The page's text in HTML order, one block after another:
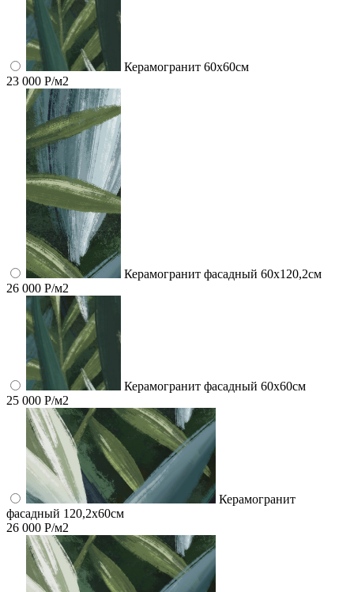
Керамогранит 60x60см
23 000 Р/м2
Керамогранит фасадный 60x120,2см
26 000 Р/м2
Керамогранит фасадный 60x60см
25 000 Р/м2
Керамогранит
фасадный 120,2x60см
26 000 Р/м2